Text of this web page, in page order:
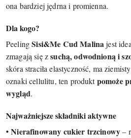
ona bardziej jędrna i promienna.
Dla kogo?
PeelingSisi&Me Cud Malinajest
zmagają się zsuchą, odwodnioną i
skóra straciła elastyczność, ma
oznaki cellulitu, ten produktpomoże
wygląd.
Najważniejsze składniki aktywne
•Nierafinowany cukier trzcinowy–